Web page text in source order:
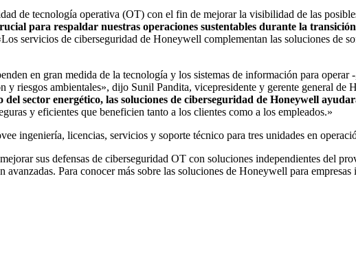
de tecnología operativa (OT) con el fin de mejorar la visibilidad de las
para respaldar nuestras operaciones sustentables durante la
servicios de ciberseguridad de Honeywell complementan las soluciones de
en gran medida de la tecnología y los sistemas de información para operar
y riesgos ambientales», dijo Sunil Pandita, vicepresidente y gerente general
sector energético, las soluciones de ciberseguridad de Honeywell
y eficientes que beneficien tanto a los clientes como a los empleados.»
ingeniería, licencias, servicios y soporte técnico para tres unidades en
sus defensas de ciberseguridad OT con soluciones independientes del
Para conocer más sobre las soluciones de Honeywell para empresas